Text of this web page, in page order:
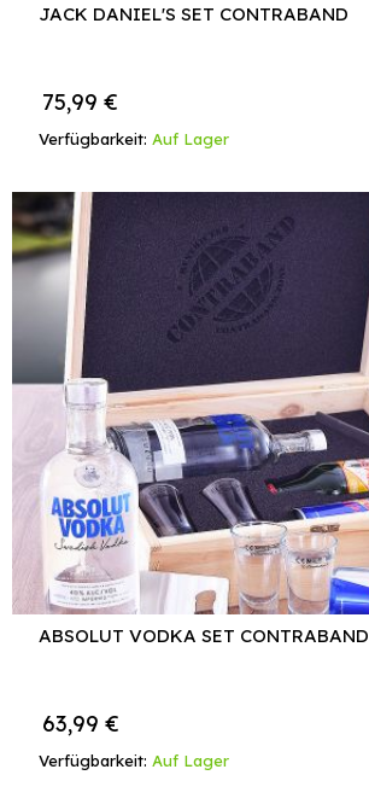
JACK DANIEL'S SET CONTRABAND
Verfügbarkeit: Auf Lager
75,99 €
ABSOLUT VODKA SET CONTRABAND
Verfügbarkeit: Auf Lager
63,99 €